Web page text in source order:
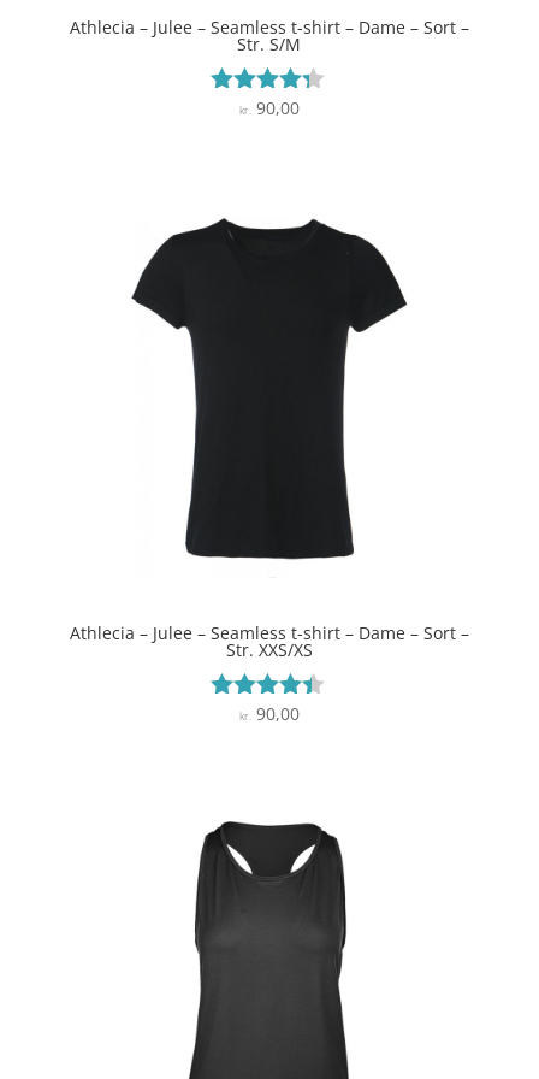
Athlecia – Julee – Seamless t-shirt – Dame – Sort –
Str. S/M
Vurderet
kr.90,00
Athlecia – Julee – Seamless t-shirt – Dame – Sort –
Str. XXS/XS
Vurderet
kr.90,00